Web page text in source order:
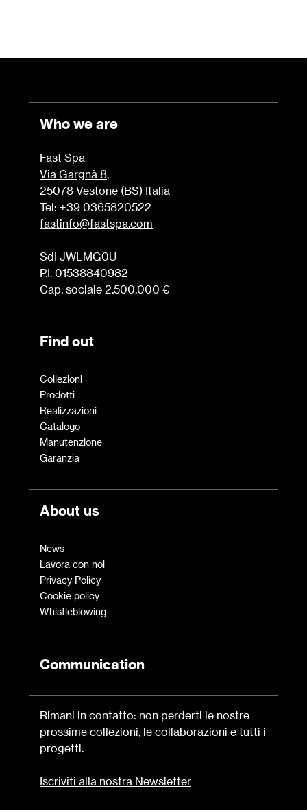
Who we are
Fast Spa
Via Gargnà 8,
25078 Vestone (BS) Italia
Tel: +39 0365820522
fastinfo@fastspa.com
SdI JWLMG0U
P.I. 01538840982
Cap. sociale 2.500.000 €
Find out
Collezioni
Prodotti
Realizzazioni
Catalogo
Manutenzione
Garanzia
About us
News
Lavora con noi
Privacy Policy
Cookie policy
Whistleblowing
Communication
Rimani in contatto: non perderti le nostre
prossime collezioni, le collaborazioni e tutti i
progetti.
Iscriviti alla nostra Newsletter